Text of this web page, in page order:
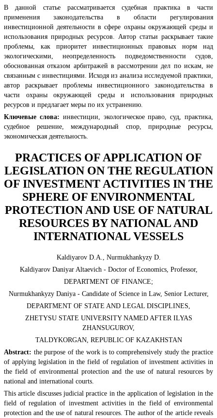
В данной статье рассматривается судебная практика в части
применения законодательства в области регулирования
инвестиционной деятельности в сфере охраны окружающей среды и
использования природных ресурсов. Автор статьи раскрывает такие
проблемы, как приоритет инвестиционных правовых норм над
экологическими, неопределенность подведомственности судов,
обоснованная отказом арбитражей в рассмотрении дел по искам, не
связанным с инвестициями. Исходя из анализа исследуемой практики,
автор раскрывает проблемы инвестиционного законодательства в
части охраны окружающей среды и использования природных
ресурсов и предлагает меры по их устранению.
Ключевые слова: инвестиции, экологическое право, суд, практика,
судебное решение, международный спор, природные ресурсы,
экономическая деятельность.
PRACTICES OF APPLICATION OF
LEGISLATION ON THE REGULATION
OF INVESTMENT ACTIVITIES IN THE
SPHERE OF ENVIRONMENTAL
PROTECTION AND USE OF NATURAL
RESOURCES BY NATIONAL AND
INTERNATIONAL VESSELS
Kaldiyarov D.А., Nurmukhankyzy D.
Kaldiyarov Daniyar Altaevich - Doctor of Economics, Professor,
DEPARTMENT OF FINANCE;
Nurmukhankyzy Daniya - Candidate of Science in Law, Senior Lecturer,
DEPARTMENT OF STATE AND LEGAL DISCIPLINES,
ZHETYSU STATE UNIVERSITY NAMED AFTER ILYAS
ZHANSUGUROV,
TALDYKORGAN, REPUBLIC OF KAZAKHSTAN
Abstract: the purpose of the work is to comprehensively study the practice
of applying legislation in the field of regulation of investment activities in
the field of environmental protection and the use of natural resources by
national and international courts.
This article discusses judicial practice in the application of legislation in the
field of regulation of investment activities in the field of environmental
protection and the use of natural resources. The author of the article reveals